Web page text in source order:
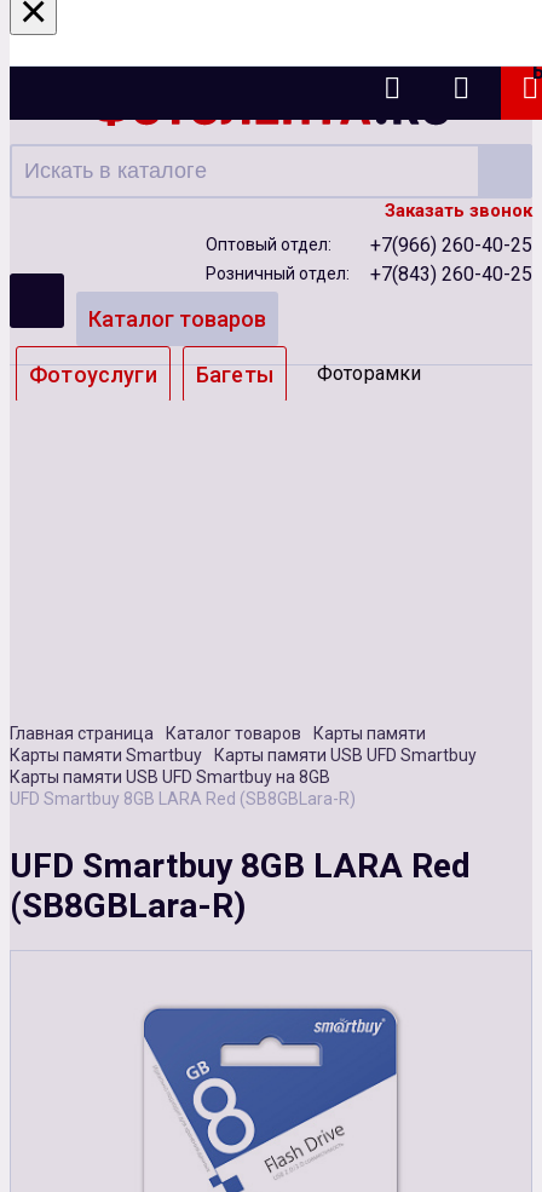
Казань
Заказать звонок
Оптовый отдел: +7(966) 260-40-25
Розничный отдел: +7(843) 260-40-25
Каталог товаров
Фотоуслуги Багеты Фоторамки
Главная страница Каталог товаров
Карты памяти
Карты памяти Smartbuy
Карты памяти USB UFD Smartbuy
Карты памяти USB UFD Smartbuy на 8GB
UFD Smartbuy 8GB LARA Red (SB8GBLara-R)
UFD Smartbuy 8GB LARA Red
(SB8GBLara-R)
×